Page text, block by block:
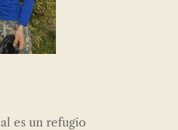
es un refugio